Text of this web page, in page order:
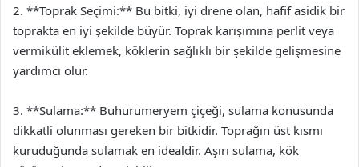
2. **Toprak Seçimi:** Bu bitki, iyi drene olan, hafif asidik bir
toprakta en iyi şekilde büyür. Toprak karışımına perlit veya
vermikülit eklemek, köklerin sağlıklı bir şekilde gelişmesine
yardımcı olur.
3. **Sulama:** Buhurumeryem çiçeği, sulama konusunda
dikkatli olunması gereken bir bitkidir. Toprağın üst kısmı
kuruduğunda sulamak en idealdir. Aşırı sulama, kök